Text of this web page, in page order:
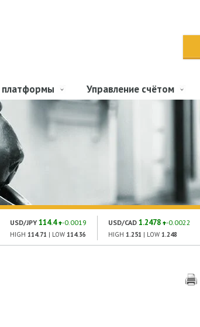
платформы Управление счётом
USD/JPY 114.4 -0.0019
HIGH 114.71 | LOW 114.36
USD/CAD 1.2478 -0.0022
HIGH 1.251 | LOW 1.248